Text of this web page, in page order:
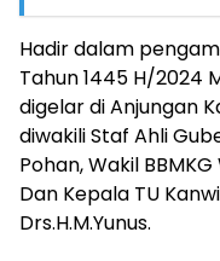
Hadir dalam
Tahun 1445 H/2024
digelar di Anjungan
diwakili Staf Ahli
Pohan, Wakil
Dan Kepala TU
Drs.H.M.Yunus.